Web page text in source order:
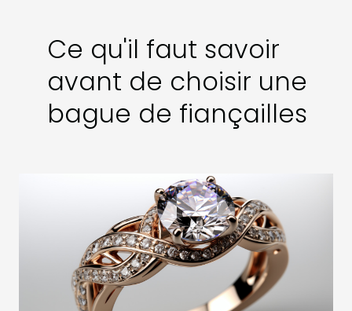
Ce qu'il faut savoir
avant de choisir une
bague de fiançailles